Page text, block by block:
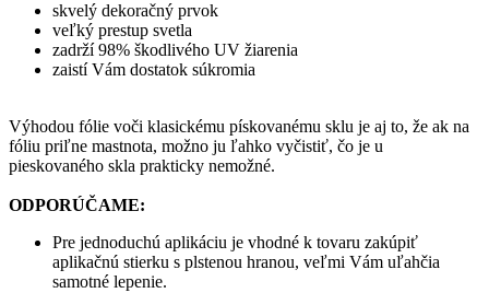
skvelý dekoračný prvok
veľký prestup svetla
zadrží 98% škodlivého UV žiarenia
zaistí Vám dostatok súkromia
Výhodou fólie voči klasickému pískovanému sklu je aj to, že ak na
fóliu priľne mastnota, možno ju ľahko vyčistiť, čo je u
pieskovaného skla prakticky nemožné.
ODPORÚČAME:
Pre jednoduchú aplikáciu je vhodné k tovaru zakúpiť
aplikačnú stierku s plstenou hranou, veľmi Vám uľahčia
samotné lepenie.